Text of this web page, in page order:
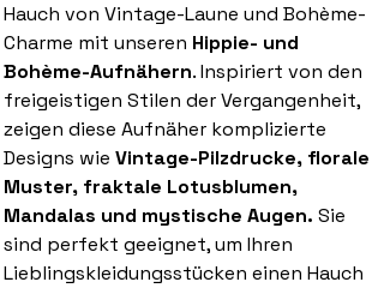
Hauch von Vintage-Laune und Bohème-
Charme mit unseren Hippie- und
Bohème-Aufnähern. Inspiriert von den
freigeistigen Stilen der Vergangenheit,
zeigen diese Aufnäher komplizierte
Designs wie Vintage-Pilzdrucke, florale
Muster, fraktale Lotusblumen,
Mandalas und mystische Augen. Sie
sind perfekt geeignet, um Ihren
Lieblingskleidungsstücken einen Hauch